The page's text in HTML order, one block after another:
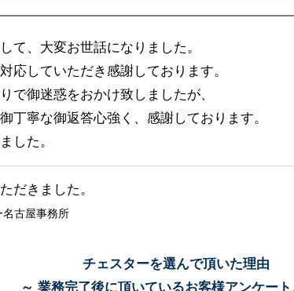
て、大変お世話になりました。
応していただき感謝しております。
で御迷惑をおかけ致しましたが、
丁寧な御返答心強く、感謝しております。
した。
だきました。
古屋事務所
チェスターを選んで頂いた理由
～ 業務完了後に頂いているお客様アンケート